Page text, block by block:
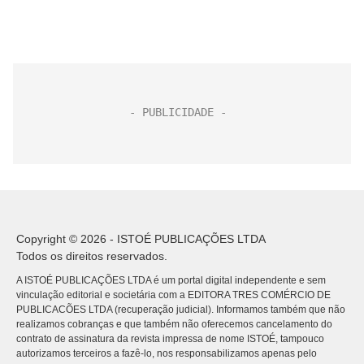
Copyright © 2026 - ISTOÉ PUBLICAÇÕES LTDA
Todos os direitos reservados.
A ISTOÉ PUBLICAÇÕES LTDA é um portal digital independente e sem
vinculação editorial e societária com a EDITORA TRES COMÉRCIO DE
PUBLICACÕES LTDA (recuperação judicial). Informamos também que não
realizamos cobranças e que também não oferecemos cancelamento do
contrato de assinatura da revista impressa de nome ISTOÉ, tampouco
autorizamos terceiros a fazê-lo, nos responsabilizamos apenas pelo